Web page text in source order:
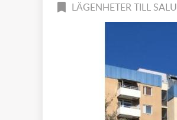
LÄGENHETER TILL SALU